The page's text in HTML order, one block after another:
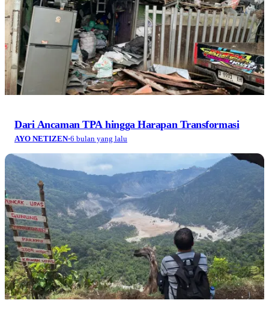
Dari Ancaman TPA hingga Harapan Transformasi
AYO NETIZEN·6 bulan yang lalu